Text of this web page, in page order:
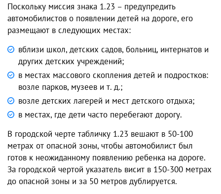
Поскольку миссия знака 1.23 – предупредить
автомобилистов о появлении детей на дороге, его
размещают в следующих местах:
вблизи школ, детских садов, больниц, интернатов и
других детских учреждений;
в местах массового скопления детей и подростков:
возле парков, музеев и т. д.;
возле детских лагерей и мест детского отдыха;
в местах, где дети часто перебегают дорогу.
В городской черте табличку 1.23 вешают в 50-100
метрах от опасной зоны, чтобы автомобилист был
готов к неожиданному появлению ребенка на дороге.
За городской чертой указатель висит в 150-300 метрах
до опасной зоны и за 50 метров дублируется.